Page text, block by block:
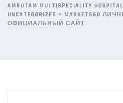
AMRUTAM MULTISPECIALITY
UNCATEGORIZED > MARKETS60
ОФИЦИАЛЬНЫЙ САЙТ